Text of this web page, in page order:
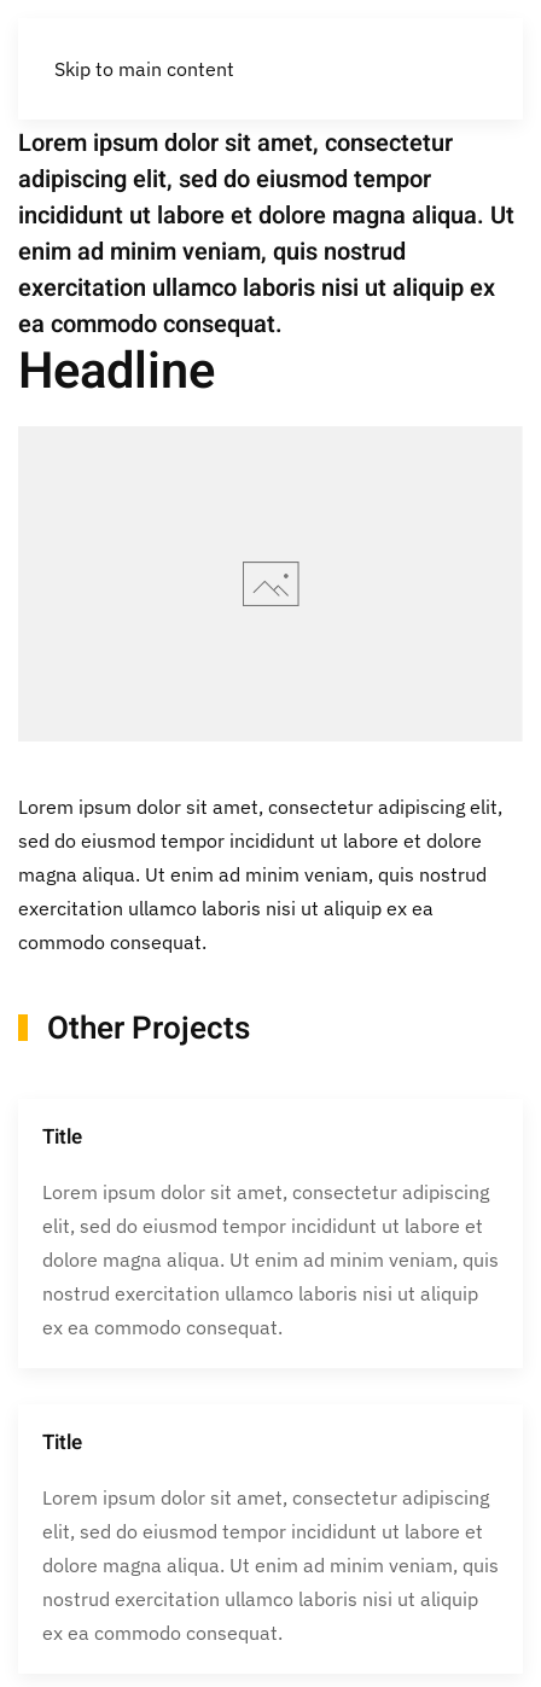
Skip to main content
New Construction Ses Galamones
Lorem ipsum dolor sit amet, consectetur
adipiscing elit, sed do eiusmod tempor
incididunt ut labore et dolore magna aliqua. Ut
enim ad minim veniam, quis nostrud
exercitation ullamco laboris nisi ut aliquip ex
ea commodo consequat.
Headline
Lorem ipsum dolor sit amet, consectetur adipiscing elit,
sed do eiusmod tempor incididunt ut labore et dolore
magna aliqua. Ut enim ad minim veniam, quis nostrud
exercitation ullamco laboris nisi ut aliquip ex ea
commodo consequat.
Other Projects
Title
Lorem ipsum dolor sit amet, consectetur adipiscing
elit, sed do eiusmod tempor incididunt ut labore et
dolore magna aliqua. Ut enim ad minim veniam, quis
nostrud exercitation ullamco laboris nisi ut aliquip
ex ea commodo consequat.
Title
Lorem ipsum dolor sit amet, consectetur adipiscing
elit, sed do eiusmod tempor incididunt ut labore et
dolore magna aliqua. Ut enim ad minim veniam, quis
nostrud exercitation ullamco laboris nisi ut aliquip
ex ea commodo consequat.